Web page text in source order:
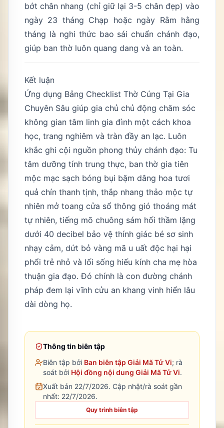
bớt chân nhang (chỉ giữ lại 3-5 chân đẹp) vào
ngày 23 tháng Chạp hoặc ngày Rằm hằng
tháng là nghi thức bao sái chuẩn chánh đạo,
giúp ban thờ luôn quang dang và an toàn.
Kết luận
Ứng dụng Bảng Checklist Thờ Cúng Tại Gia
Chuyên Sâu giúp gia chủ chủ động chăm sóc
không gian tâm linh gia đình một cách khoa
học, trang nghiêm và tràn đầy an lạc. Luôn
khắc ghi cội nguồn phong thủy chánh đạo: Tu
tâm dưỡng tính trung thực, ban thờ gia tiên
mộc mạc sạch bóng bụi bặm dâng hoa tươi
quả chín thanh tịnh, thắp nhang thảo mộc tự
nhiên mở toang cửa sổ thông gió thoáng mát
tự nhiên, tiếng mõ chuông sám hối thầm lặng
dưới 40 decibel bảo vệ thính giác bé sơ sinh
nhạy cảm, dứt bỏ vàng mã u uất độc hại hại
phổi trẻ nhỏ và lối sống hiếu kính cha mẹ hòa
thuận gia đạo. Đó chính là con đường chánh
pháp đem lại vĩnh cửu an khang vinh hiển lâu
dài dòng họ.
Thông tin biên tập
Biên tập bởi Ban biên tập Giải Mã Tử Vi; rà
soát bởi Hội đồng nội dung Giải Mã Tử Vi.
Xuất bản 22/7/2026. Cập nhật/rà soát gần
nhất: 22/7/2026.
Quy trình biên tập